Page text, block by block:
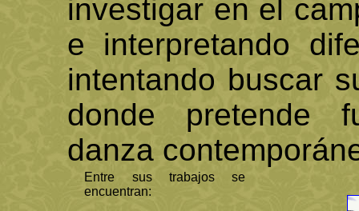
investigar en el
e interpretando
intentando buscar
donde pretende
danza
Entre sus trabajos se
encuentran: